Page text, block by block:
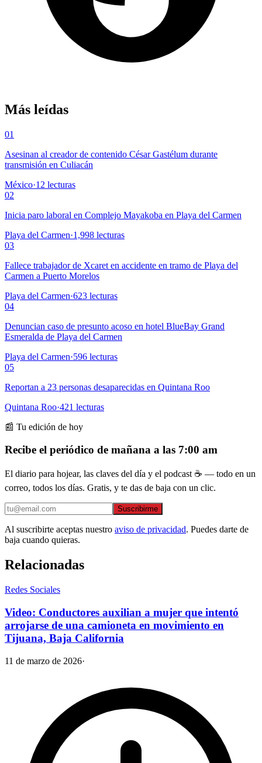
Más leídas
01
Asesinan al creador de contenido César Gastélum durante
transmisión en Culiacán
México·12 lecturas
02
Inicia paro laboral en Complejo Mayakoba en Playa del Carmen
Playa del Carmen·1,998 lecturas
03
Fallece trabajador de Xcaret en accidente en tramo de Playa del
Carmen a Puerto Morelos
Playa del Carmen·623 lecturas
04
Denuncian caso de presunto acoso en hotel BlueBay Grand
Esmeralda de Playa del Carmen
Playa del Carmen·596 lecturas
05
Reportan a 23 personas desaparecidas en Quintana Roo
Quintana Roo·421 lecturas
📰 Tu edición de hoy
Recibe el periódico de mañana a las 7:00 am
El diario para hojear, las claves del día y el podcast ☕ — todo en un
correo, todos los días. Gratis, y te das de baja con un clic.
Suscribirme
Al suscribirte aceptas nuestro aviso de privacidad. Puedes darte de
baja cuando quieras.
Relacionadas
Redes Sociales
Video: Conductores auxilian a mujer que intentó
arrojarse de una camioneta en movimiento en
Tijuana, Baja California
11 de marzo de 2026·